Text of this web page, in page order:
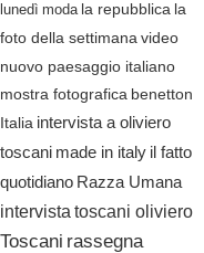
lunedì moda la repubblica la
foto della settimana video
nuovo paesaggio italiano
mostra fotografica benetton
Italia intervista a oliviero
toscani made in italy il fatto
quotidiano Razza Umana
intervista toscani oliviero
Toscani rassegna